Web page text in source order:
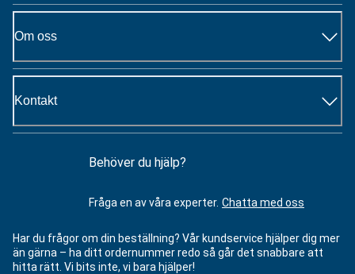
Om oss
Kontakt
Behöver du hjälp?
Fråga en av våra experter. Chatta med oss
Har du frågor om din beställning? Vår kundservice hjälper dig mer
än gärna – ha ditt ordernummer redo så går det snabbare att
hitta rätt. Vi bits inte, vi bara hjälper!